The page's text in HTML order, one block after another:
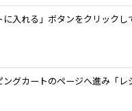
入れる」ボタンをクリックし
グカートのページへ進み「レ